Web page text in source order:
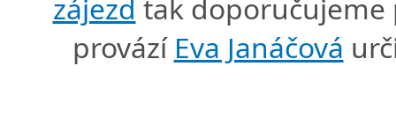
zájezd tak doporučujeme
provází Eva Janáčová